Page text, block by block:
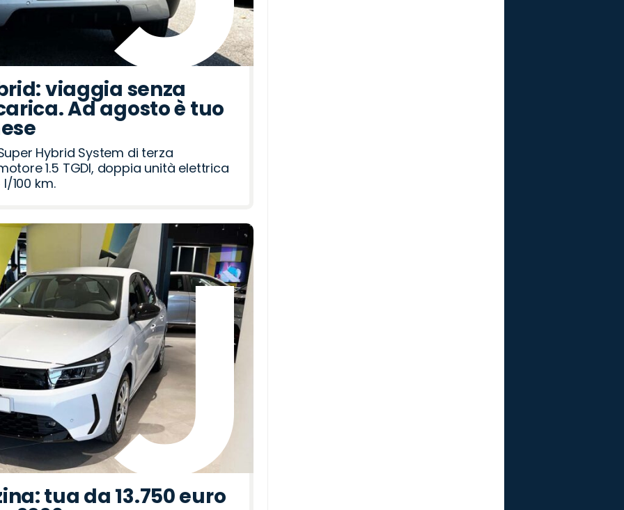
viaggia senza
Ad agosto è tuo
Hybrid System di terza
1.5 TGDI, doppia unità elettrica
100 km.
tua da 13.750 euro